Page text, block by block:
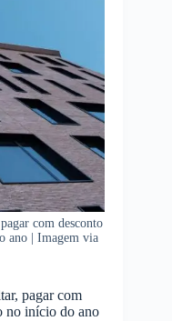
com desconto
ano | Imagem via
pagar com
no início do ano